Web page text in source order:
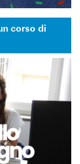
corso di